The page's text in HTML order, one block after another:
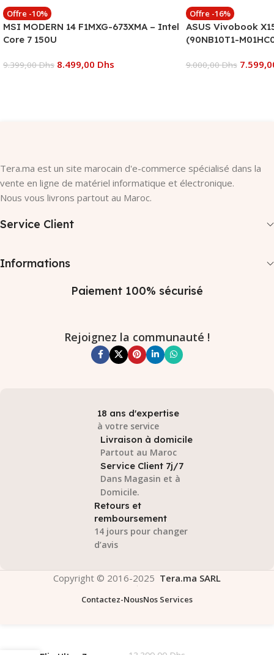
Offre -10%
MSI MODERN 14 F1MXG-673XMA – Intel
Core 7 150U
9.399,00Dhs 8.499,00 Dhs
Offre -16%
ASUS Vivobook
(90NB10T1-
9.000,00Dhs
Tera.ma est un site marocain d'e-commerce spécialisé dans la
vente en ligne de matériel informatique et électronique.
Nous vous livrons partout au Maroc.
Service Client
Informations
Paiement 100% sécurisé
Rejoignez la communauté !
18 ans d'expertise
à votre service
Livraison à domicile
Partout au Maroc
Service Client 7j/7
Dans Magasin et à
Domicile.
Retours et
remboursement
14 jours pour changer
d’avis
Copyright © 2016-2025 Tera.ma SARL
Contactez-NousNos Services